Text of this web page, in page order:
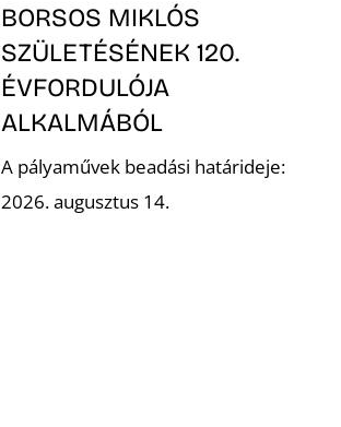
BORSOS MIKLÓS
SZÜLETÉSÉNEK 120.
ÉVFORDULÓJA
ALKALMÁBÓL
A pályaművek beadási határideje:
2026. augusztus 14.